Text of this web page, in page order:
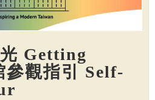
光 Getting
觀指引 Self-